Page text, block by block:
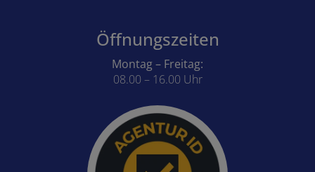
Öffnungszeiten
Montag – Freitag:
08.00 – 16.00 Uhr